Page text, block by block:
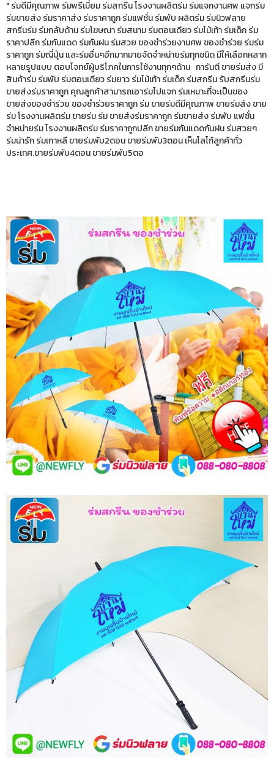
" ร่มดีมีคุณภาพ ร่มพรีเมี่ยม ร่มสกรีน โรงงานผลิตร่ม ร่มแจกงานศพ แจกร่ม
ร่มขายส่ง ร่มราคาส่ง ร่มราคาถูก ร่มแฟชั่น ร่มพับ ผลิตร่ม ร่มนิวฟลาย
สกรีนร่ม ร่มกลับด้าน ร่มโฆษณา ร่มสนาม ร่มตอนเดียว ร่มไม้เท้า ร่มเด็ก ร่ม
ราคาปลีก ร่มกันแดด ร่มกันฝน ร่มสวย ของชำร่วยงานศพ ของชำร่วย ร่มร่ม
ราคาถูก ร่มญี่ปุ่น และร่มอื่นๆอีกมากมายจัดจำหน่ายร่มทุกชนิด มีให้เลือกหลาก
หลายรูปแบบ ตอบโจทย์ผู้บริโภคในการใช้งานทุกๆด้าน การันตี ขายร่มส่ง มี
สินค้าร่ม ร่มพับ ร่มตอนเดียว ร่มยาว ร่มไม้เท้า ร่มเด็ก ร่มสกรีน รับสกรีนร่ม
ขายส่งร่มราคาถูก คุณลูกค้าสามารถเอาร่มไปแจก ร่มเหมาะที่จะเป็นของ
ขายส่งของชำร่วย ของชำร่วยราคาถูก ร่ม ขายร่มดีมีคุณภาพ ขายร่มส่ง ขาย
ร่ม โรงงานผลิตร่ม ขายร่ม ร่ม ขายส่งร่มราคาถูก ร่มขายส่ง ร่มพับ แฟชั่น
จำหน่ายร่ม โรงงานผลิตร่ม ร่มราคาถูกปลีก ขายร่มกันแดดกันฝน ร่มสวยๆ
ร่มน่ารัก ร่มเกาหลี ขายร่มพับ2ตอน ขายร่มพับ3ตอน เห็นโลโก้ลูกค้าทั่ว
ประเทศ.ขายร่มพับ4ตอน ขายร่มพับ5ตอ